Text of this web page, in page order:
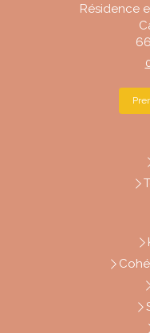
Résidence